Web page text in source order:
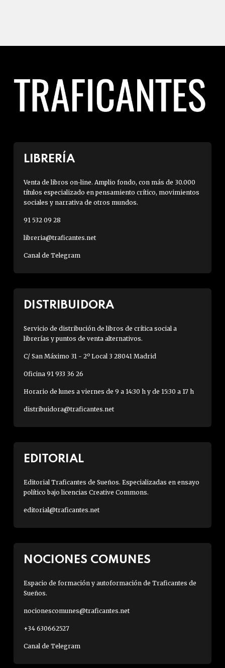
LIBRERÍA
Venta de libros on-line. Amplio fondo, con más de 30.000
títulos especializado en pensamiento crítico, movimientos
sociales y narrativa de otros mundos.
91 532 09 28
libreria@traficantes.net
Canal de Telegram
DISTRIBUIDORA
Servicio de distribución de libros de crítica social a
librerías y puntos de venta alternativos.
C/ San Máximo 31 - 2º Local 3 28041 Madrid
Oficina 91 933 36 26
Horario de lunes a viernes de 9 a 14:30 h y de 15:30 a 17 h
distribuidora@traficantes.net
EDITORIAL
Editorial Traficantes de Sueños. Especializadas en ensayo
político bajo licencias Creative Commons.
editorial@traficantes.net
NOCIONES COMUNES
Espacio de formación y autoformación de Traficantes de
Sueños.
nocionescomunes@traficantes.net
+34 630662527
Canal de Telegram